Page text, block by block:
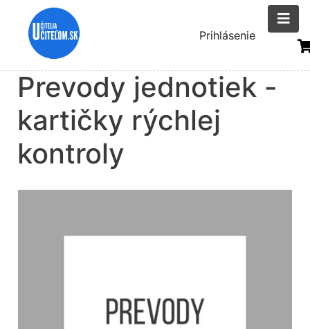
Menu
účtu
Prihlásenie
Prevody jednotiek -
kartičky rýchlej
kontroly